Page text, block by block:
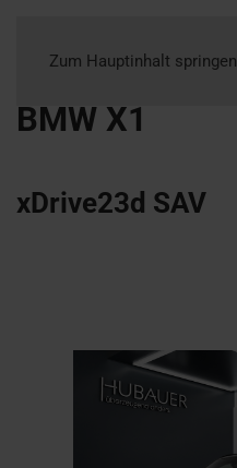
Zum Hauptinhalt springen
BMW X1
xDrive23d SAV